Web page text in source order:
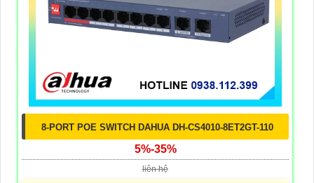
8-PORT POE SWITCH DAHUA DH-CS4010-8ET2GT-110
5%-35%
liên hệ